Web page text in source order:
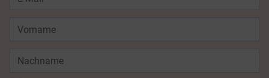
Vorname
Nachname